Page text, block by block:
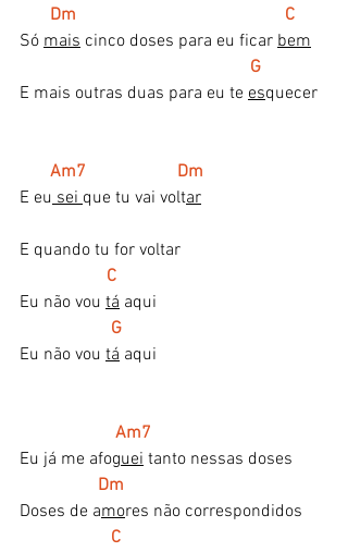
Dm                                                C
Só mais cinco doses para eu ficar bem
       G
E mais outras duas para eu te esquecer
Am7                     Dm
E eu sei que tu vai voltar
E quando tu for voltar
      C
Eu não vou tá aqui
G
Eu não vou tá aqui
   Am7
Eu já me afoguei tanto nessas doses
Dm
Doses de amores não correspondidos
   C